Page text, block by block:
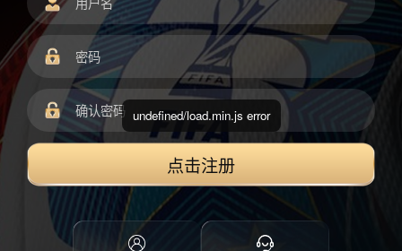
点击注册
undefined/load.min.js error